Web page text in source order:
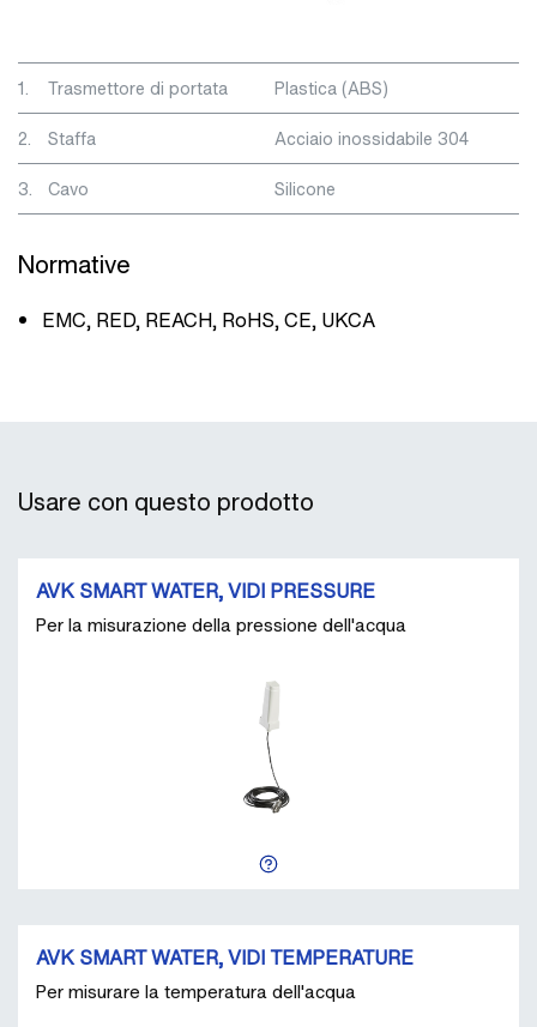
1. Trasmettore di portata
Plastica (ABS)
2.
Staffa
Acciaio inossidabile 304
3.
Cavo Silicone
Normative
EMC, RED, REACH, RoHS, CE, UKCA
Usare con questo prodotto
AVK SMART WATER, VIDI PRESSURE
Per la misurazione della pressione dell'acqua
AVK SMART WATER, VIDI TEMPERATURE
Per misurare la temperatura dell'acqua